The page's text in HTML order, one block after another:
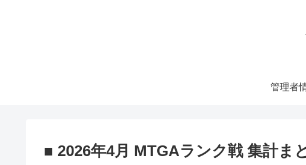
管理者
■ 2026年4月 MTGAランク戦 集計ま